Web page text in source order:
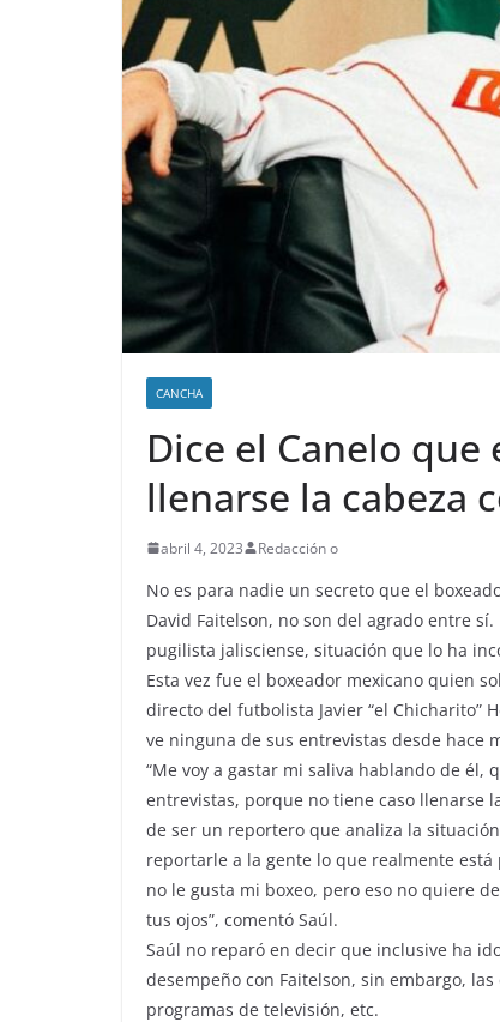
CANCHA
Dice el Canelo
llenarse la cabeza
abril 4, 2023 Redacción o
No es para nadie un secreto que el
David Faitelson, no son del agrado entre
pugilista jalisciense, situación que lo ha
Esta vez fue el boxeador mexicano quien
directo del futbolista Javier “el Chicharito”
ve ninguna de sus entrevistas desde hace
“Me voy a gastar mi saliva hablando de él,
entrevistas, porque no tiene caso llenarse
de ser un reportero que analiza la
reportarle a la gente lo que realmente
no le gusta mi boxeo, pero eso no quiere
tus ojos”, comentó Saúl.
Saúl no reparó en decir que inclusive ha
desempeño con Faitelson, sin embargo,
programas de televisión, etc.